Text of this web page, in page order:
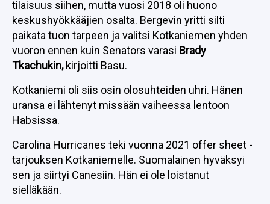
tilaisuus siihen, mutta vuosi 2018 oli huono
keskushyökkääjien osalta. Bergevin yritti silti
paikata tuon tarpeen ja valitsi Kotkaniemen yhden
vuoron ennen kuin Senators varasi Brady
Tkachukin,kirjoitti Basu.
Kotkaniemi oli siis osin olosuhteiden uhri. Hänen
uransa ei lähtenyt missään vaiheessa lentoon
Habsissa.
Carolina Hurricanes teki vuonna 2021 offer sheet -
tarjouksen Kotkaniemelle. Suomalainen hyväksyi
sen ja siirtyi Canesiin. Hän ei ole loistanut
sielläkään.